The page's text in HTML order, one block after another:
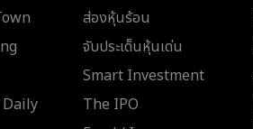
ส่องหุ้นร้อน
จับประเด็นหุ้นเด่น
Smart Investment
The IPO